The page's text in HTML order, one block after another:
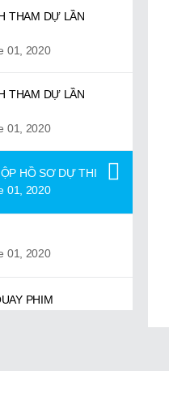
THAM DỰ LẦN
01, 2020
THAM DỰ LẦN
01, 2020
HỒ SƠ DỰ THI
01, 2020
01, 2020
PHIM